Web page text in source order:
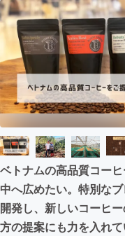
テクノロジ
映像・映画
ビジネス・
まちづくり
CAMPFIRE for
CAMPFIREふ
ベトナムの高品質コー
中へ広めたい。特別な
開発し、新しいコーヒ
方の提案にも力を入れて